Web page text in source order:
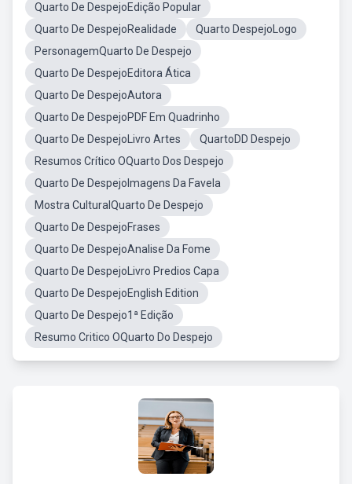
Quarto De DespejoEdição Popular
Quarto De DespejoRealidade
Quarto DespejoLogo
PersonagemQuarto De Despejo
Quarto De DespejoEditora Ática
Quarto De DespejoAutora
Quarto De DespejoPDF Em Quadrinho
Quarto De DespejoLivro Artes
QuartoDD Despejo
Resumos Crítico OQuarto Dos Despejo
Quarto De DespejoImagens Da Favela
Mostra CulturalQuarto De Despejo
Quarto De DespejoFrases
Quarto De DespejoAnalise Da Fome
Quarto De DespejoLivro Predios Capa
Quarto De DespejoEnglish Edition
Quarto De Despejo1ª Edição
Resumo Critico OQuarto Do Despejo